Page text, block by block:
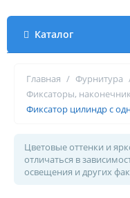
Каталог
Главная / Фурнитура
Фиксаторы,
Фиксатор цилиндр с
Цветовые оттенки и
отличаться в
освещения и других